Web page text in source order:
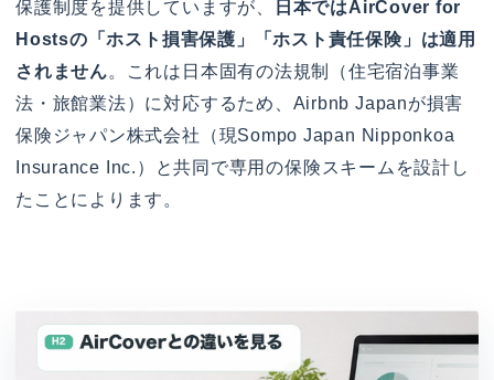
保護制度を提供していますが、
日本ではAirCover for
Hostsの「ホスト損害保護」「ホスト責任保険」は適用
されません。これは日本固有の法規制（住宅宿泊事業
法・旅館業法）に対応するため、Airbnb Japanが損害
保険ジャパン株式会社（現Sompo Japan Nipponkoa
Insurance Inc.）と共同で専用の保険スキームを設計し
たことによります。